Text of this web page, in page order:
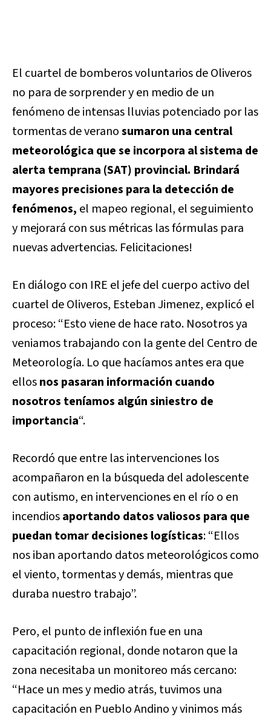
El cuartel de bomberos voluntarios de Oliveros
no para de sorprender y en medio de un
fenómeno de intensas lluvias potenciado por las
tormentas de veranosumaron una central
meteorológica que se incorpora al sistema de
alerta temprana (SAT) provincial. Brindará
mayores precisiones para la detección de
fenómenos, el mapeo regional, el seguimiento
y mejorará con sus métricas las fórmulas para
nuevas advertencias. Felicitaciones!
En diálogo con IRE el jefe del cuerpo activo del
cuartel de Oliveros, Esteban Jimenez, explicó el
proceso: “Esto viene de hace rato. Nosotros ya
veniamos trabajando con la gente del Centro de
Meteorología. Lo que hacíamos antes era que
ellosnos pasaran información cuando
nosotros teníamos algún siniestro de
importancia“.
Recordó que entre las intervenciones los
acompañaron en la búsqueda del adolescente
con autismo, en intervenciones en el río o en
incendiosaportando datos valiosos para que
puedan tomar decisiones logísticas: “Ellos
nos iban aportando datos meteorológicos como
el viento, tormentas y demás, mientras que
duraba nuestro trabajo”.
Pero, el punto de inflexión fue en una
capacitación regional, donde notaron que la
zona necesitaba un monitoreo más cercano:
“Hace un mes y medio atrás, tuvimos una
capacitación en Pueblo Andino y vinimos más